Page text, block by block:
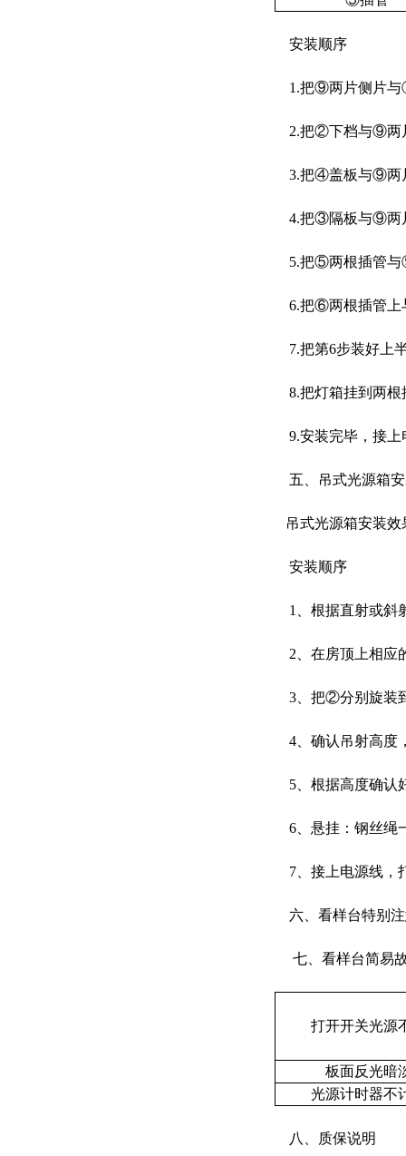
安装顺序
1.把⑨两片侧片与
2.把②下档与⑨两
3.把④盖板与⑨两
4.把③隔板与⑨两
5.把⑤两根插管与
6.把⑥两根插管上
7.把第6步装好上
8.把灯箱挂到两根
9.安装完毕，接上
五、吊式光源箱
吊式光源箱安装效
安装顺序
1、根据直射或斜
2、在房顶上相应
3、把②分别旋装
4、确认吊射高度
5、根据高度确认
6、悬挂：钢丝绳
7、接上电源线，
六、看样台特别
七、看样台简易
打开开关光源
板面反光暗
光源计时器不
八、质保说明